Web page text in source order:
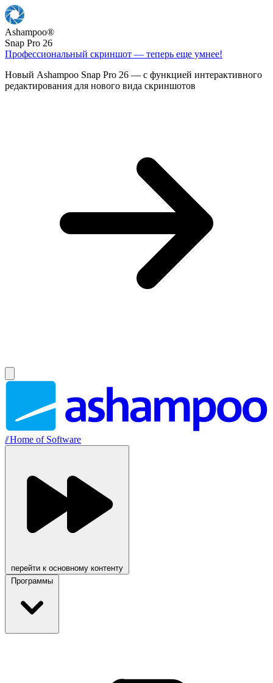
Ashampoo®
Snap Pro 26
Профессиональный скриншот — теперь еще умнее!
Новый Ashampoo Snap Pro 26 — с функцией интерактивного
редактирования для нового вида скриншотов
//Home of Software
перейти к основному контенту
Программы